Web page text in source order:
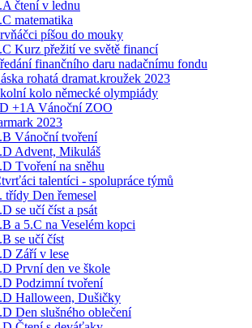
čtení v lednu
matematika
píšou do mouky
Kurz přežití ve světě financí
finančního daru nadačnímu fondu
rohatá dramat.kroužek 2023
kolo německé olympiády
+1A Vánoční ZOO
2023
Vánoční tvoření
Advent, Mikuláš
Tvoření na sněhu
talentíci - spolupráce týmů
třídy Den řemesel
se učí číst a psát
a 5.C na Veselém kopci
se učí číst
Září v lese
První den ve škole
Podzimní tvoření
Halloween, Dušičky
Den slušného oblečení